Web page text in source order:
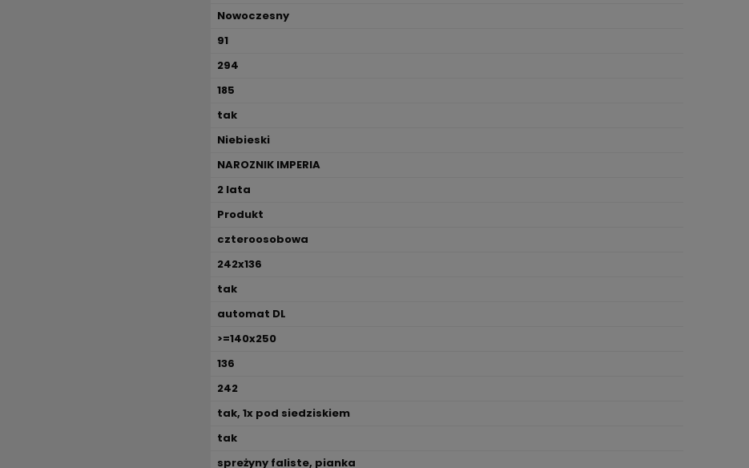
Nowoczesny
91
294
185
tak
Niebieski
NAROZNIK IMPERIA
2 lata
Produkt
czteroosobowa
242x136
tak
automat DL
>=140x250
136
242
tak, 1x pod siedziskiem
tak
spreżyny faliste, pianka